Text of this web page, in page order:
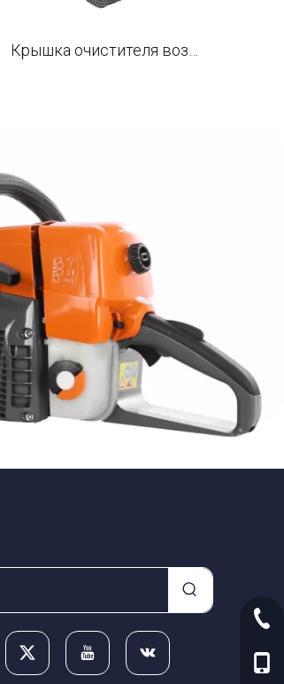
Крышка очистителя воздушного фильтра из углеродного волокна для STL 065 066 MS650 MS660 и G660 PRO бензопила OEM 1122 140 1002
+86-